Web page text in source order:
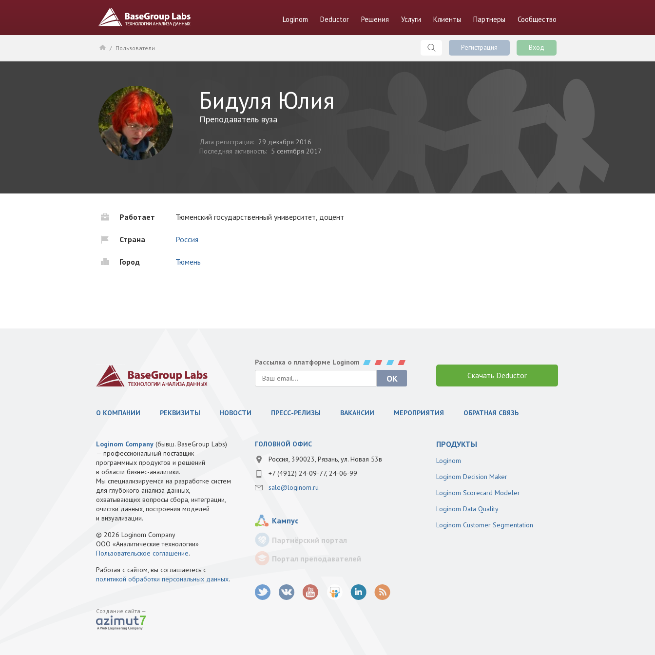
Loginom Deductor Решения Услуги Клиенты Партнеры Сообщество
/ Пользователи Регистрация Вход
Бидуля Юлия
Преподаватель вуза
Дата регистрации: 29 декабря 2016
Последняя активность: 5 сентября 2017
Работает Тюменский государственный университет, доцент
Страна Россия
Город Тюмень
Рассылка о платформе Loginom
Скачать Deductor
О КОМПАНИИ РЕКВИЗИТЫ НОВОСТИ ПРЕСС-РЕЛИЗЫ ВАКАНСИИ МЕРОПРИЯТИЯ ОБРАТНАЯ СВЯЗЬ
Loginom Company (бывш. BaseGroup Labs)
— профессиональный поставщик
программных продуктов и решений
в области бизнес-аналитики.
Мы специализируемся на разработке систем
для глубокого анализа данных,
охватывающих вопросы сбора, интеграции,
очистки данных, построения моделей
и визуализации.
© 2026 Loginom Company
ООО «Аналитические технологии»
Пользовательское соглашение.
Работая с сайтом, вы соглашаетесь с
политикой обработки персональных данных.
Создание сайта —
ГОЛОВНОЙ ОФИС
Россия, 390023, Рязань, ул. Новая 53в
+7 (4912) 24-09-77, 24-06-99
sale@loginom.ru
Кампус
Партнёрский портал
Портал преподавателей
ПРОДУКТЫ
Loginom
Loginom Decision Maker
Loginom Scorecard Modeler
Loginom Data Quality
Loginom Customer Segmentation